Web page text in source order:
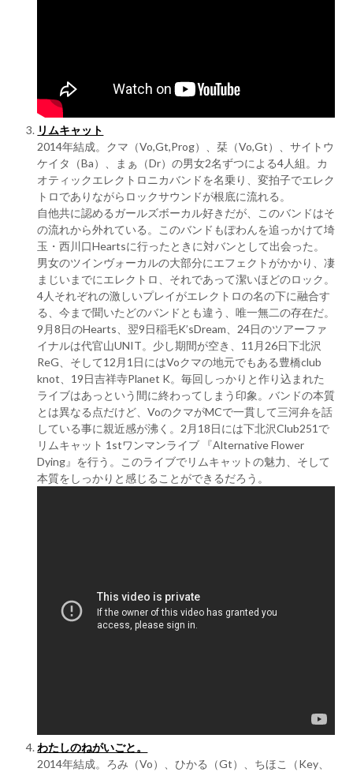
リムキャット
2014年結成。クマ（Vo,Gt,Prog）、栞（Vo,Gt）、サイトウ
ケイタ（Ba）、まぁ（Dr）の男女2名ずつによる4人組。カ
オティックエレクトロニカバンドを名乗り、変拍子でエレク
トロでありながらロックサウンドが根底に流れる。
自他共に認めるガールズボーカル好きだが、このバンドはそ
の流れから外れている。このバンドもぽわんを追っかけて埼
玉・西川口Heartsに行ったときに対バンとして出会った。
男女のツインヴォーカルの大部分にエフェクトがかかり、凄
まじいまでにエレクトロ、それであって潔いほどのロック。
4人それぞれの激しいプレイがエレクトロの名の下に融合す
る、今まで聞いたどのバンドとも違う、唯一無二の存在だ。
9月8日のHearts、翌9日稲毛K’sDream、24日のツアーファ
イナルは代官山UNIT。少し期間が空き、11月26日下北沢
ReG、そして12月1日にはVoクマの地元でもある豊橋club
knot、19日吉祥寺Planet K。毎回しっかりと作り込まれた
ライブはあっという間に終わってしまう印象。バンドの本質
とは異なる点だけど、VoのクマがMCで一貫して三河弁を話
している事に親近感が沸く。2月18日には下北沢Club251で
リムキャット 1stワンマンライブ 『Alternative Flower
Dying』を行う。このライブでリムキャットの魅力、そして
本質をしっかりと感じることができるだろう。
わたしのねがいごと。
2014年結成。ろみ（Vo）、ひかる（Gt）、ちほこ（Key、